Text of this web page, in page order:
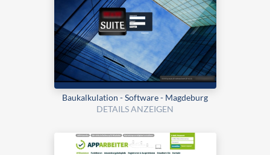
Bau­kalku­lation - Software - Magdeburg
DETAILS ANZEIGEN